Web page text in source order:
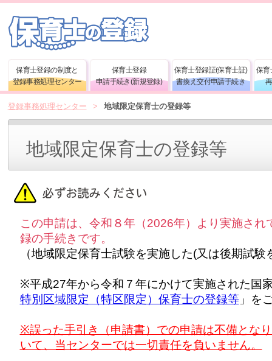
保育士登録の制度と
登録事務処理センター
保育士登録
申請手続き(新規登録)
保育士登録証(保育士証)
書換え交付申請手続き
保育
登録事務処理センター > 地域限定保育士の登録等
地域限定保育士の登録等
この申請は、令和８年（2026年）より実施さ
録の手続きです。
（地域限定保育士試験を実施した(又は後期試
※平成27年から令和７年にかけて実施された国
特別区域限定（特区限定）保育士の登録等」を
※誤った手引き（申請書）での申請は不備とな
いて、当センターでは一切責任を負いません。